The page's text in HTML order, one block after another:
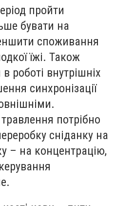
пройти
бувати на
споживання
їжі. Також
роботі внутрішніх
синхронізації
потрібно
сніданку на
– на концентрацію,